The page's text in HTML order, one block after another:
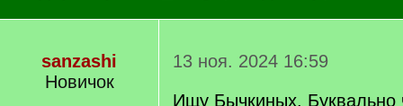
sanzashi
Новичок
13 ноя. 2024 16:59
Ищу Бычкиных. Буквально